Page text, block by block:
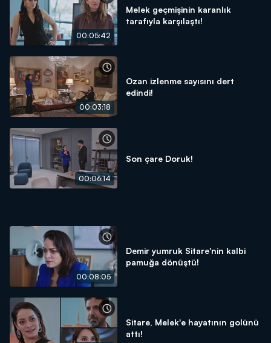
00:05:42
Melek geçmişinin karanlık
tarafıyla karşılaştı!
00:03:18
Ozan izlenme sayısını dert
edindi!
00:06:14
Son çare Doruk!
00:08:05
Demir yumruk Sitare'nin kalbi
pamuğa dönüştü!
Sitare, Melek'e hayatının golünü
attı!